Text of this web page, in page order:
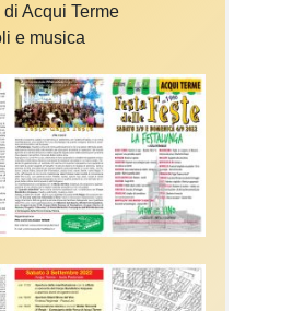
Acqui Terme
e musica